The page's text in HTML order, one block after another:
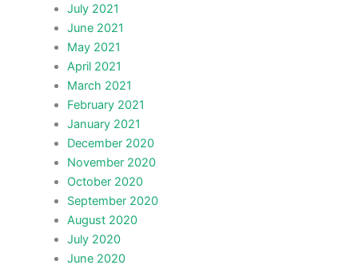
July 2021
June 2021
May 2021
April 2021
March 2021
February 2021
January 2021
December 2020
November 2020
October 2020
September 2020
August 2020
July 2020
June 2020